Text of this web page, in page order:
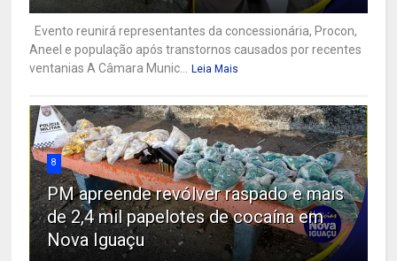
Evento reunirá representantes da concessionária, Procon,
Aneel e população após transtornos causados por recentes
ventanias A Câmara Munic...
Leia Mais
8
PM apreende revólver raspado e mais
de 2,4 mil papelotes de cocaína em
Nova Iguaçu